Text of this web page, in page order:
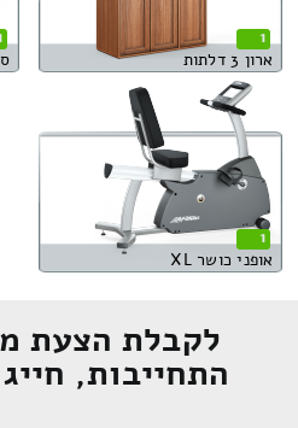
1
ארון 3 דלתות
1
אופני כושר XL
לקבלת הצעת
התחייבות,